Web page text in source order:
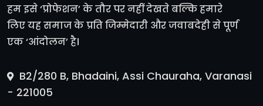
हम इसे ‘प्रोफेशन’ के तौर पर नहीं देखते बल्कि हमारे
लिए यह समाज के प्रति जिम्मेदारी और जवाबदेही से पूर्ण
एक ‘आंदोलन’ है।
B2/280 B, Bhadaini, Assi Chauraha, Varanasi
- 221005